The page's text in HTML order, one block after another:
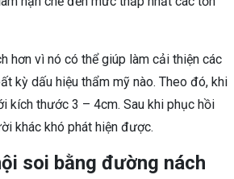
hơn vì nó có thể giúp làm cải thiện các
kỳ dấu hiệu thẩm mỹ nào. Theo đó, khi
kích thước 3 – 4cm. Sau khi phục hồi
khác khó phát hiện được.
soi bằng đường nách